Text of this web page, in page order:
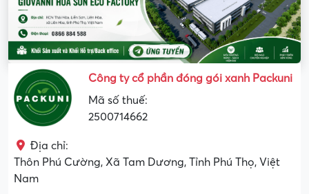
Công ty cổ phần đóng gói xanh Packuni
Mã số thuế:
2500714662
Địa chỉ:
Thôn Phú Cường, Xã Tam Dương, Tỉnh Phú Thọ, Việt
Nam